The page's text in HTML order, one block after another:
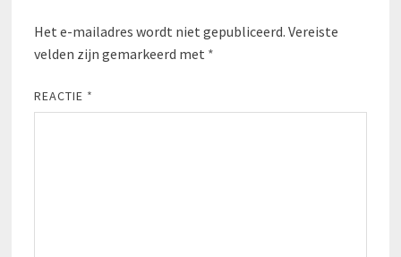
Het e-mailadres wordt niet gepubliceerd. Vereiste
velden zijn gemarkeerd met *
REACTIE *